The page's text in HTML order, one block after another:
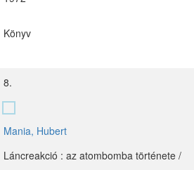
Könyv
8.
Mania, Hubert
Láncreakció : az atombomba története /